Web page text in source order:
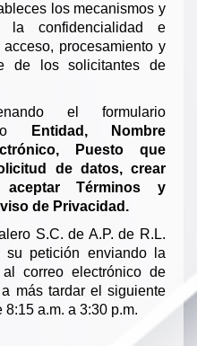
los mecanismos y
la confidencialidad e
procesamiento y
de los solicitantes de
el formulario
Entidad, Nombre
Puesto que
de datos, crear
Términos y
de Privacidad.
S.C. de A.P. de R.L.
petición enviando la
correo electrónico de
más tardar el siguiente
a.m. a 3:30 p.m.